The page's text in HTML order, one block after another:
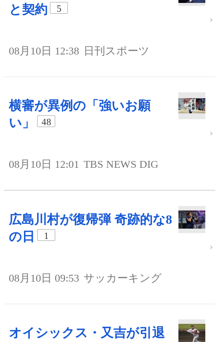
と契約
5
08月10日 12:38 日刊スポーツ
横審が異例の「強いお願
い」
48
08月10日 12:01 TBS NEWS DIG
広島川村が復帰弾 奇跡的な8
の日
1
08月10日 09:53 サッカーキング
オイシックス・又吉が引退